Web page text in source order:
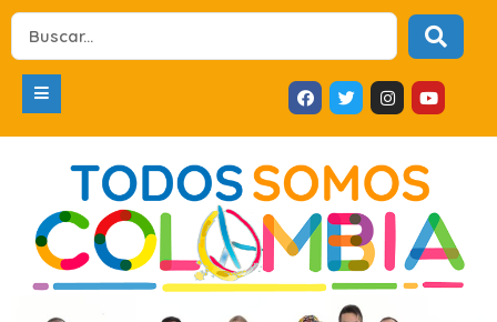
Ir
contenido
Search
...
F
a
c
o
o
k
T
w
i
e
r
I
n
s
g
r
a
m
Y
o
u
b
e